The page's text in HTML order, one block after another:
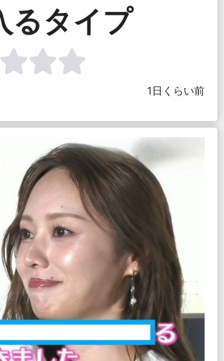
るタイプ
1日くらい前